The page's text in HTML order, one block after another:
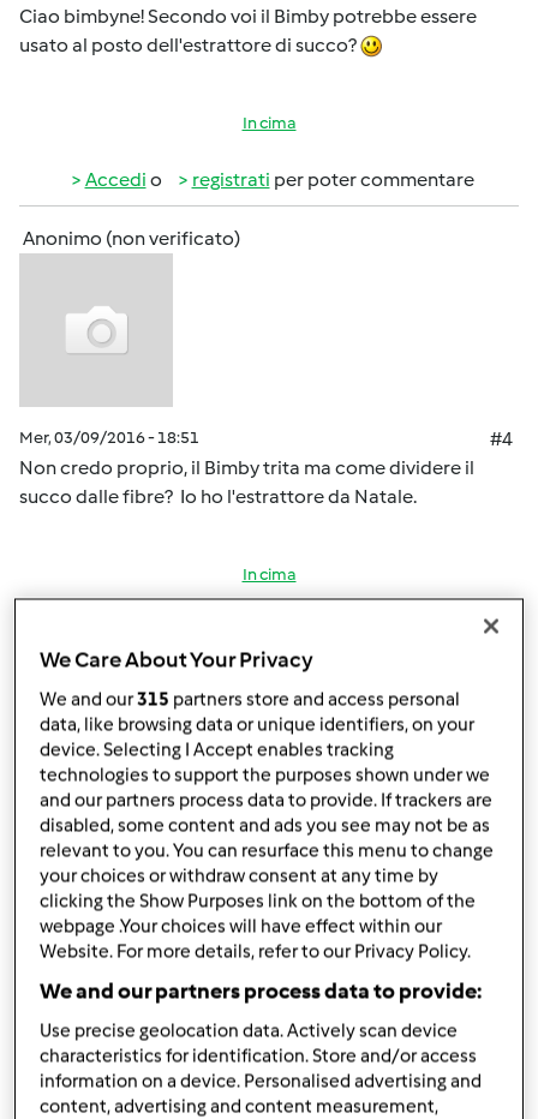
Ciao bimbyne! Secondo voi il Bimby potrebbe essere
usato al posto dell'estrattore di succo?
In cima
Accedi o registrati per poter commentare
Anonimo (non verificato)
Mer, 03/09/2016 - 18:51
#4
Non credo proprio, il Bimby trita ma come dividere il
succo dalle fibre? Io ho l'estrattore da Natale.
In cima
Magat Iscritto : 26.03.2014
Mer, 03/09/2016 - 18:51
Credo che siano apparecchi e procedimenti totalmente
diversi ...
In cima
mammagreen Iscritto : 19.02.2014
We Care About Your Privacy
We and our315 partners store and access personal
data, like browsing data or unique identifiers, on your
device. Selecting I Accept enables tracking
technologies to support the purposes shown under we
and our partners process data to provide. If trackers are
disabled, some content and ads you see may not be as
relevant to you. You can resurface this menu to change
your choices or withdraw consent at any time by
clicking the Show Purposes link on the bottom of the
webpage .Your choices will have effect within our
Website. For more details, refer to our Privacy Policy.
We and our partners process data to provide:
Use precise geolocation data. Actively scan device
characteristics for identification. Store and/or access
information on a device. Personalised advertising and
content, advertising and content measurement,